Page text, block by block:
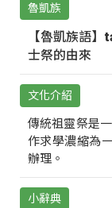
魯凱族
【魯凱族語
士祭的由來
文化介紹
傳統祖靈祭是
作求學濃縮為
辦理。
小辭典